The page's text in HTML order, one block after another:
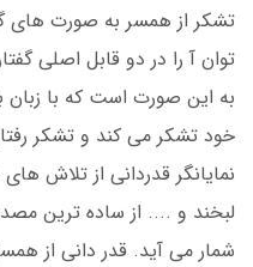
تشکر از همسر به صورت های
توان آ را در دو قابل اصلی
به این صورت است که با زبان
خود تشکر می کند و تشکر
نمایانگر قدردانی از تلاش
لبخند و .... از ساده ترین
شمار می آید. قدر دانی از